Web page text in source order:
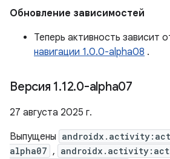
Обновление зависимостей
Теперь активность зависит
навигации 1.0.0-alpha08 .
Версия 1.12.0-alpha07
27 августа 2025 г.
Выпущены
alpha07 ,